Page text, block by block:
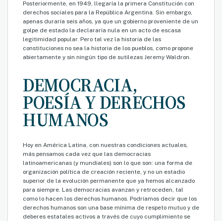
Posteriormente, en 1949, llegaría la primera Constitución con
derechos sociales para la República Argentina. Sin embargo,
apenas duraría seis años, ya que un gobierno proveniente de un
golpe de estado la declararía nula en un acto de escasa
legitimidad popular. Pero tal vez la historia de las
constituciones no sea la historia de los pueblos, como propone
abiertamente y sin ningún tipo de sutilezas Jeremy Waldron.
DEMOCRACIA,
POESÍA Y DERECHOS
HUMANOS
Hoy en América Latina, con nuestras condiciones actuales,
más pensamos cada vez que las democracias
latinoamericanas (y mundiales) son lo que son: una forma de
organización política de creación reciente, y no un estadio
superior de la evolución permanente que ya hemos alcanzado
para siempre. Las democracias avanzan y retroceden, tal
como lo hacen los derechos humanos. Podríamos decir que los
derechos humanos son una base mínima de respeto mutuo y de
deberes estatales activos a través de cuyo cumplimiento se